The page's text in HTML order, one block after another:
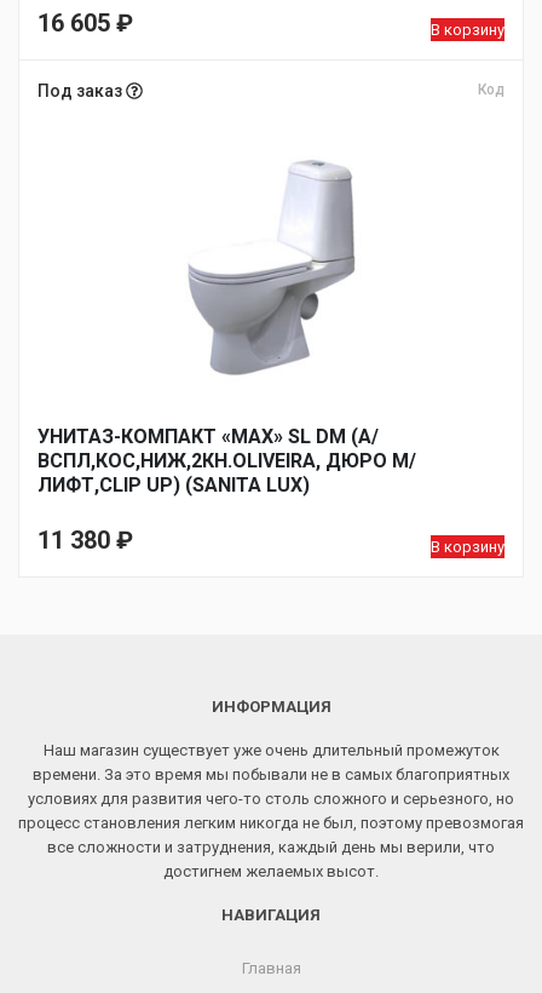
16 605 ₽ В корзину
Под заказ Код
УНИТАЗ-КОМПАКТ «MAX» SL DM (А/
ВСПЛ,КОС,НИЖ,2КН.OLIVEIRA, ДЮРО М/
ЛИФТ,CLIP UP) (SANITA LUX)
11 380 ₽ В корзину
ИНФОРМАЦИЯ
Наш магазин существует уже очень длительный промежуток
времени. За это время мы побывали не в самых благоприятных
условиях для развития чего-то столь сложного и серьезного, но
процесс становления легким никогда не был, поэтому превозмогая
все сложности и затруднения, каждый день мы верили, что
достигнем желаемых высот.
НАВИГАЦИЯ
Главная